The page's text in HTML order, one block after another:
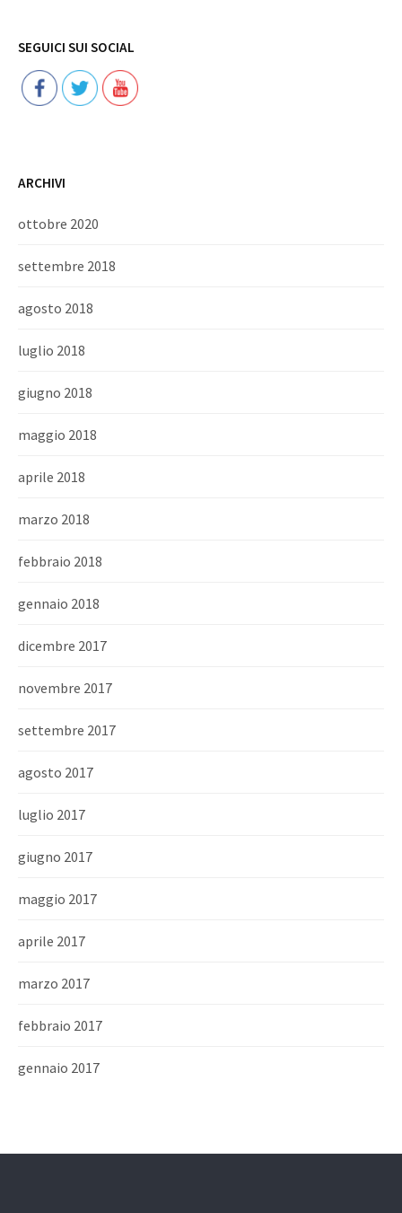
SEGUICI SUI SOCIAL
ARCHIVI
ottobre 2020
settembre 2018
agosto 2018
luglio 2018
giugno 2018
maggio 2018
aprile 2018
marzo 2018
febbraio 2018
gennaio 2018
dicembre 2017
novembre 2017
settembre 2017
agosto 2017
luglio 2017
giugno 2017
maggio 2017
aprile 2017
marzo 2017
febbraio 2017
gennaio 2017